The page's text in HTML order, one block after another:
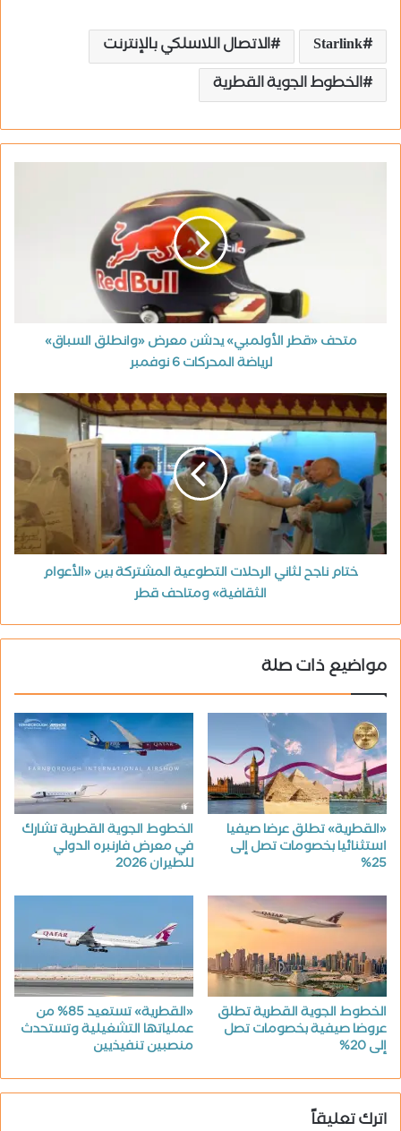
Starlink
الاتصال اللاسلكي بالإنترنت
الخطوط الجوية القطرية
متحف «قطر الأولمبي» يدشن معرض «وانطلق السباق»
لرياضة المحركات 6 نوفمبر
ختام ناجح لثاني الرحلات التطوعية المشتركة بين «الأعوام
الثقافية» ومتاحف قطر
مواضيع ذات صلة
«القطرية» تطلق عرضا صيفيا
استثنائيا بخصومات تصل إلى
25%
الخطوط الجوية القطرية تشارك
في معرض فارنبره الدولي
للطيران 2026
الخطوط الجوية القطرية تطلق
عروضا صيفية بخصومات تصل
إلى 20%
«القطرية» تستعيد 85% من
عملياتها التشغيلية وتستحدث
منصبين تنفيذيين
اترك تعليقاً